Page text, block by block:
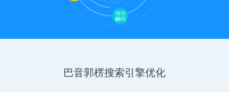
联系我们
巴音郭楞搜索引擎优化